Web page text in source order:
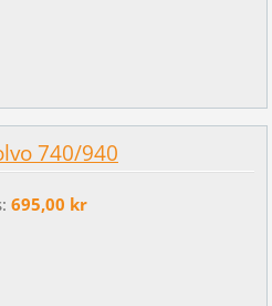
740/940
695,00 kr